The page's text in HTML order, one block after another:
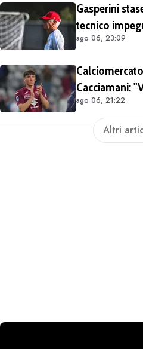
Gasperini
tecnico
ago 06, 23:09
Cacciamani:
tenerlo".
valutazione
ago 06, 21:22
Altri